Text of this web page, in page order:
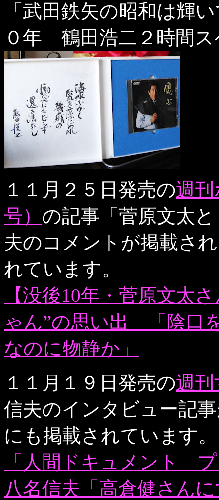
「武田鉄矢の昭和は輝
０年 鶴田浩二２時間ス
１１月２５日発売の週
号） の記事「菅原文太
夫のコメントが掲載さ
れています。
【没後10年・菅原文太
ゃん”の思い出 「陰口
なのに物静か」
１１月１９日発売の週
信夫のインタビュー記
にも掲載されています。
「人間ドキュメント
八名信夫「高倉健さん